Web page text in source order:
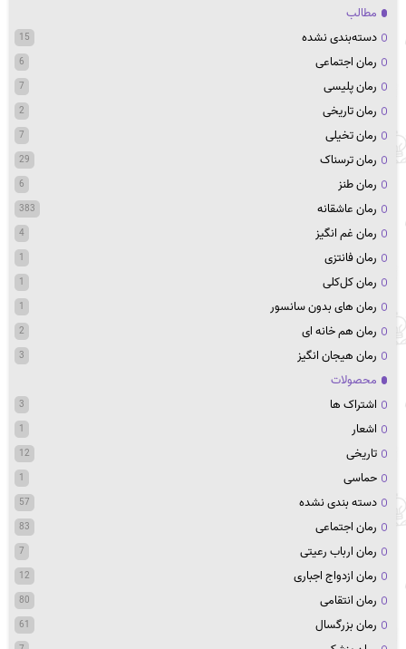
مطالب
دسته‌بندی نشده
15
رمان اجتماعی 6
رمان پلیسی 7
رمان تاریخی 2
رمان تخیلی 7
رمان ترسناک 29
رمان طنز 6
رمان عاشقانه 383
رمان غم انگیز 4
رمان فانتزی 1
رمان کل‌کلی 1
رمان های بدون سانسور 1
رمان هم خانه ای 2
رمان هیجان انگیز 3
محصولات
اشتراک ها
3
اشعار 1
تاریخی 12
حماسی 1
دسته بندی نشده 57
رمان اجتماعی 83
رمان ارباب رعیتی 7
رمان ازدواج اجباری 12
رمان انتقامی 80
رمان بزرگسال 61